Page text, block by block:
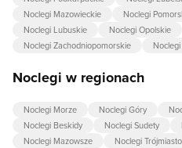
Noclegi Mazowieckie
Noclegi
Noclegi Lubuskie
Noclegi Opolskie
Noclegi Zachodniopomorskie
Noclegi w regionach
Noclegi Morze Noclegi Góry
Noclegi Beskidy
Noclegi Sudety
Noclegi Mazowsze
Noclegi Trójmiasto